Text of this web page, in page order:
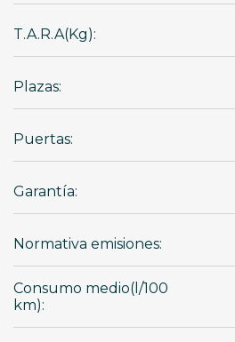
T.A.R.A(Kg):
Plazas:
Puertas:
Garantía:
Normativa emisiones:
Consumo medio(l/100
km):